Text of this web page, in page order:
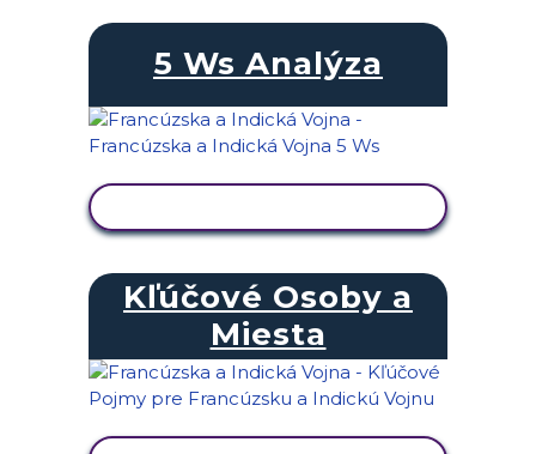
5 Ws Analýza
Kľúčové Osoby a
Miesta